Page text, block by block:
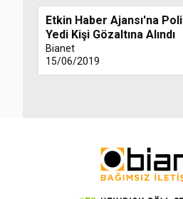
Etkin Haber Ajansı'na
Yedi Kişi Gözaltına Alındı
Bianet
15/06/2019